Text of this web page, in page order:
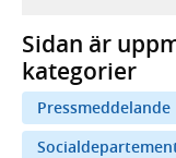
Sidan är
kategorier
Pressmeddelande